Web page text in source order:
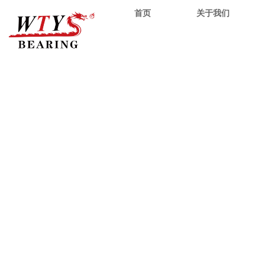
首页 关于我们